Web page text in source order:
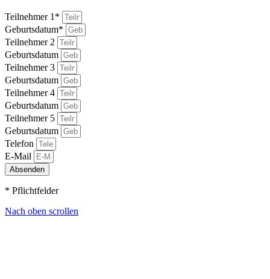
Teilnehmer 1*
Geburtsdatum*
Teilnehmer 2
Geburtsdatum
Teilnehmer 3
Geburtsdatum
Teilnehmer 4
Geburtsdatum
Teilnehmer 5
Geburtsdatum
Telefon
E-Mail
Absenden
* Pflichtfelder
Nach oben scrollen